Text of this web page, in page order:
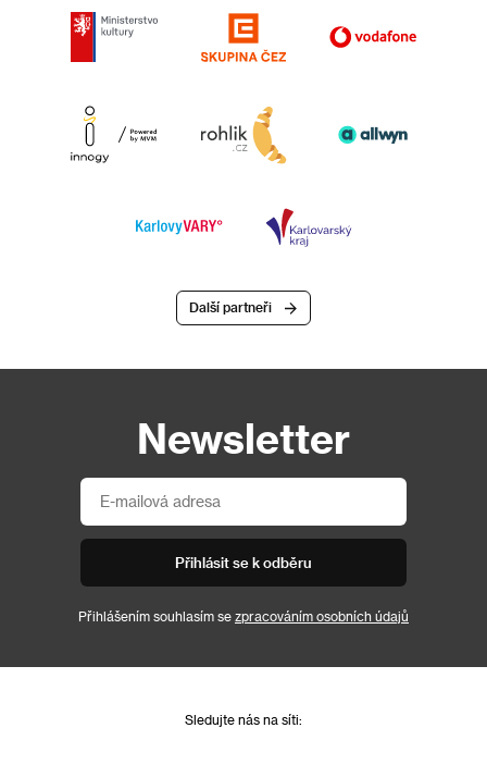
Další partneři
Newsletter
Přihlásit se k odběru
Přihlášením souhlasím se zpracováním osobních údajů
Sledujte nás na síti: